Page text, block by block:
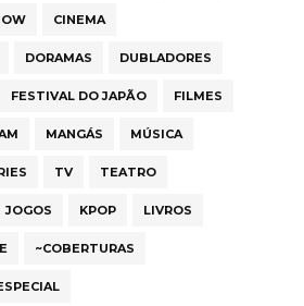
CINEMA
DORAMAS DUBLADORES
FESTIVAL DO JAPÃO FILMES
MANGÁS MÚSICA
TV TEATRO
JOGOS KPOP LIVROS
~COBERTURAS